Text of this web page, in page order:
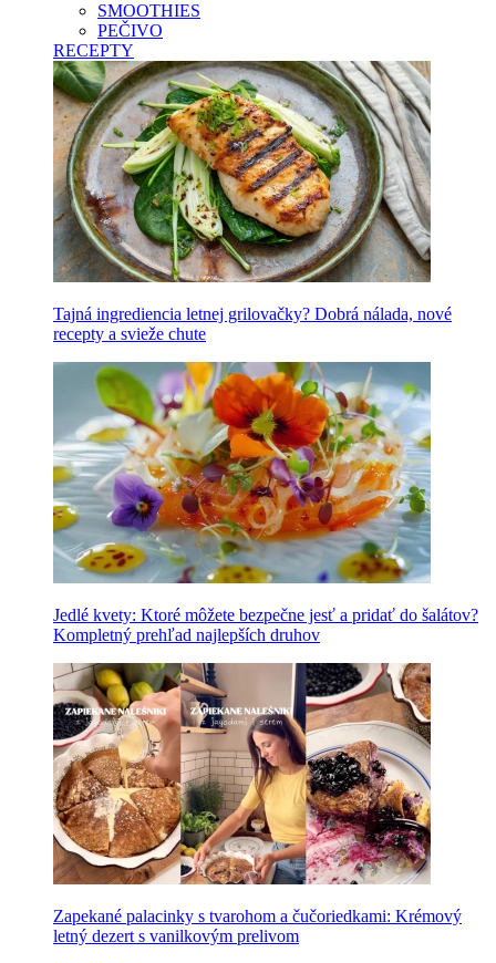
SMOOTHIES
PEČIVO
RECEPTY
Tajná ingrediencia letnej grilovačky? Dobrá nálada, nové
recepty a svieže chute
Jedlé kvety: Ktoré môžete bezpečne jesť a pridať do šalátov?
Kompletný prehľad najlepších druhov
Zapekané palacinky s tvarohom a čučoriedkami: Krémový
letný dezert s vanilkovým prelivom